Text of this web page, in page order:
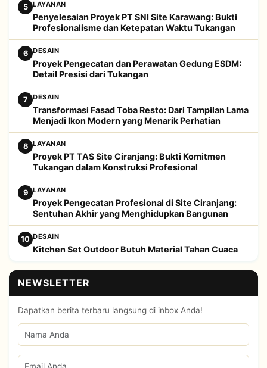
5 LAYANAN
Penyelesaian Proyek PT SNI Site Karawang: Bukti
Profesionalisme dan Ketepatan Waktu Tukangan
6 DESAIN
Proyek Pengecatan dan Perawatan Gedung ESDM:
Detail Presisi dari Tukangan
7 DESAIN
Transformasi Fasad Toba Resto: Dari Tampilan Lama
Menjadi Ikon Modern yang Menarik Perhatian
8 LAYANAN
Proyek PT TAS Site Ciranjang: Bukti Komitmen
Tukangan dalam Konstruksi Profesional
9 LAYANAN
Proyek Pengecatan Profesional di Site Ciranjang:
Sentuhan Akhir yang Menghidupkan Bangunan
10 DESAIN
Kitchen Set Outdoor Butuh Material Tahan Cuaca
NEWSLETTER
Dapatkan berita terbaru langsung di inbox Anda!